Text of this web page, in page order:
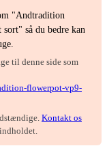
"Andtradition
så du bedre kan
til denne side som
flowerpot-vp9-
Kontakt os